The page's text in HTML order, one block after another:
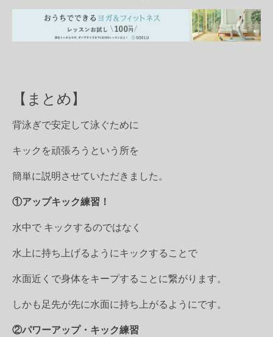
【まとめ】
背泳ぎで安定して泳ぐために
キックを頑張ろうという所を
簡単に説明させていただきました。
①アップキック練習！
水中で キックするのではなく
水上に持ち上げるようにキックすることで
水面近くで身体をキープすることに繋がります。
しかも足先が先に水面に持ち上がるようにです。
②パワーアップ・キック練習